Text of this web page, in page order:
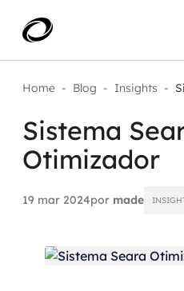
O que resolvemos
Aplicar IA com impacto real
AI / Machine Learning
IA Generativa
PT-BR
ENTRE EM
Home - Blog - Insights -
Sistema
Otimizador
19 mar 2024por made